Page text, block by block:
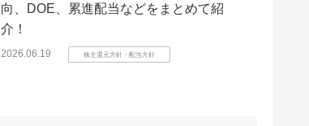
向、DOE、累進配当などをまとめて紹
介！
2026.06.19 株主還元方針・配当方針